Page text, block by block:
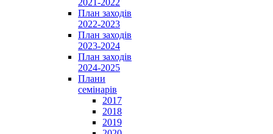
2021-2022
План заходів
2022-2023
План заходів
2023-2024
План заходів
2024-2025
Плани
семінарів
2017
2018
2019